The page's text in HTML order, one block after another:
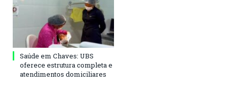
Saúde em Chaves: UBS
oferece estrutura completa e
atendimentos domiciliares